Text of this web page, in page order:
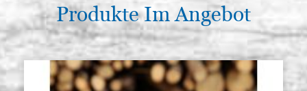
Produkte Im Angebot